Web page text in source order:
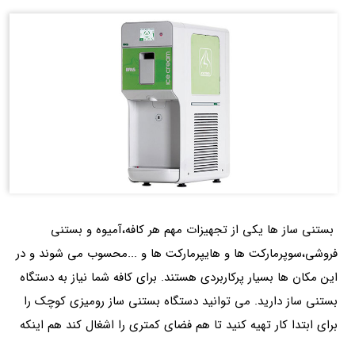
بستنی ساز ها یکی از تجهیزات مهم هر کافه،آمیوه و بستنی
فروشی،سوپرمارکت ها و هایپرمارکت ها و ...محسوب می شوند و در
این مکان ها بسیار پرکاربردی هستند. برای کافه شما نیاز به دستگاه
بستنی ساز دارید. می توانید دستگاه بستنی ساز رومیزی کوچک را
برای ابتدا کار تهیه کنید تا هم فضای کمتری را اشغال کند هم اینکه